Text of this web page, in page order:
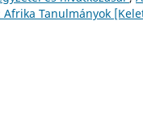
Afrika Tanulmányok